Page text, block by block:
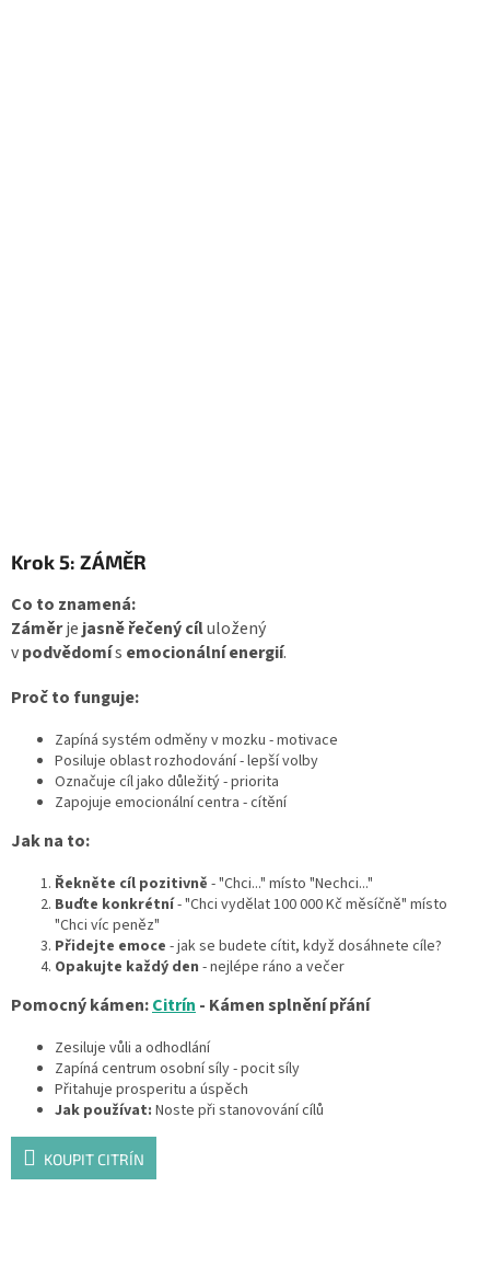
Krok 5: ZÁMĚR
Co to znamená:
Záměrje jasně řečený cíluložený
vpodvědomís emocionální energií.
Proč to funguje:
Zapíná systém odměny v mozku - motivace
Posiluje oblast rozhodování - lepší volby
Označuje cíl jako důležitý - priorita
Zapojuje emocionální centra - cítění
Jak na to:
Řekněte cíl pozitivně - "Chci..." místo "Nechci..."
Buďte konkrétní- "Chci vydělat 100 000 Kč měsíčně" místo
"Chci víc peněz"
Přidejte emoce - jak se budete cítit, když dosáhnete cíle?
Opakujte každý den - nejlépe ráno a večer
Pomocný kámen:Citrín - Kámen splnění přání
Zesiluje vůli a odhodlání
Zapíná centrum osobní síly - pocit síly
Přitahuje prosperitu a úspěch
Jak používat: Noste při stanovování cílů
KOUPIT CITRÍN